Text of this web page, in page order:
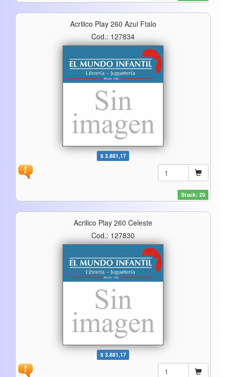
Acrilico Play 260 Azul Ftalo
Cod.: 127834
$ 3.881,17
Stock: 20
Acrilico Play 260 Celeste
Cod.: 127830
$ 3.881,17